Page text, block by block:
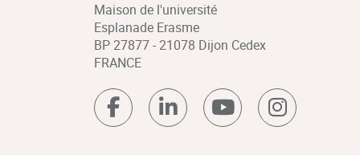
Maison de l'université
Esplanade Erasme
BP 27877 - 21078 Dijon Cedex
FRANCE